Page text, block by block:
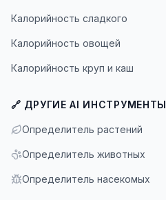
Калорийность сладкого
Калорийность овощей
Калорийность круп и каш
🔗 ДРУГИЕ AI ИНСТРУМЕНТЫ
Определитель растений
Определитель животных
Определитель насекомых